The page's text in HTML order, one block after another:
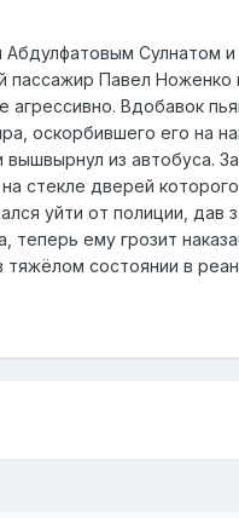
Сулнатом
пассажир Павел
Вдобавок
оскорбившего его на
из автобуса.
стекле дверей
уйти от полиции, дав
теперь ему грозит
состоянии в